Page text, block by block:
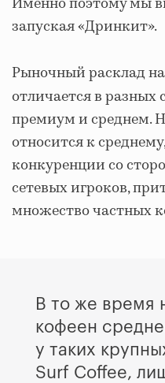
Именно поэтому мы
запуская «Дринкит».
Рыночный расклад
отличается в разных
премиум и среднем.
относится к
конкуренции со
сетевых игроков,
множество частных
В то же время
кофеен
у таких
Surf Coffee,